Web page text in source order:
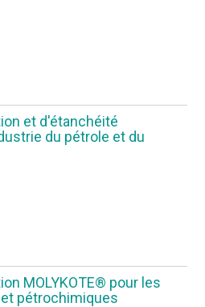
et d'étanchéité
du pétrole et du
MOLYKOTE® pour les
pétrochimiques